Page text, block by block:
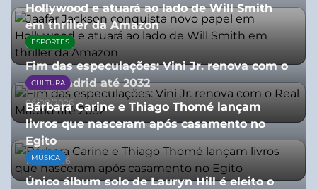
Hollywood e atuará ao lado de Will Smith
em thriller da Amazon
06/08/2026
ESPORTES
Fim das especulações: Vini Jr. renova com o
Real Madrid até 2032
06/08/2026
CULTURA
Bárbara Carine e Thiago Thomé lançam
livros que nasceram após casamento no
Egito
10/07/2026
MÚSICA
Único álbum solo de Lauryn Hill é eleito o